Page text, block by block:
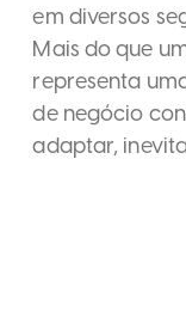
em diversos
Mais do que
representa
de negócio
adaptar,